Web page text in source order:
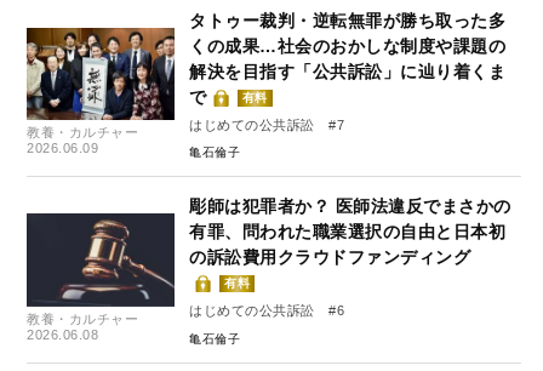
教養・カルチャー
2026.06.09
タトゥー裁判・逆転無罪が勝ち取った多
くの成果…社会のおかしな制度や課題の
解決を目指す「公共訴訟」に辿り着くま
で
有料
はじめての公共訴訟 #7
亀石倫子
教養・カルチャー
2026.06.08
彫師は犯罪者か？ 医師法違反でまさかの
有罪、問われた職業選択の自由と日本初
の訴訟費用クラウドファンディング
有料
はじめての公共訴訟 #6
亀石倫子